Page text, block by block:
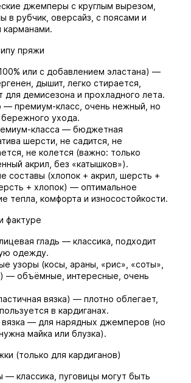
джемперы с круглым вырезом,
в рубчик, оверсайз, с поясами и
пряжи
или с добавлением эластана) —
дышит, легко стирается,
для демисезона и прохладного лета.
премиум-класс, очень нежный, но
ухода.
класса — бюджетная
шерсти, не садится, не
не колется (важно: только
акрил, без «катышков»).
составы (хлопок + акрил, шерсть +
+ хлопок) — оптимальное
тепла, комфорта и износостойкости.
фактуре
гладь — классика, подходит
одежду.
узоры (косы, араны, «рис», «соты»,
— объёмные, интересные, очень
вязка) — плотно облегает,
в кардиганах.
— для нарядных джемперов (но
майка или блузка).
(только для кардиганов)
— классика, пуговицы могут быть